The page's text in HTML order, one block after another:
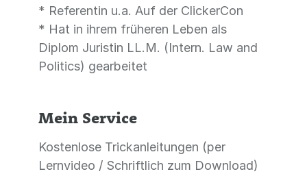
* Referentin u.a. Auf der ClickerCon
* Hat in ihrem früheren Leben als
Diplom Juristin LL.M. (Intern. Law and
Politics) gearbeitet
Mein Service
Kostenlose Trickanleitungen (per
Lernvideo / Schriftlich zum Download)